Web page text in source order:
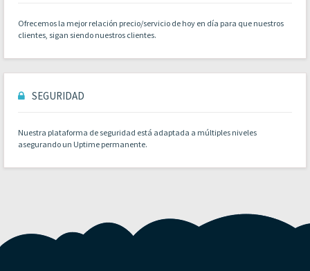
Ofrecemos la mejor relación precio/servicio de hoy en día para que nuestros
clientes, sigan siendo nuestros clientes.
SEGURIDAD
Nuestra plataforma de seguridad está adaptada a múltiples niveles
asegurando un Uptime permanente.